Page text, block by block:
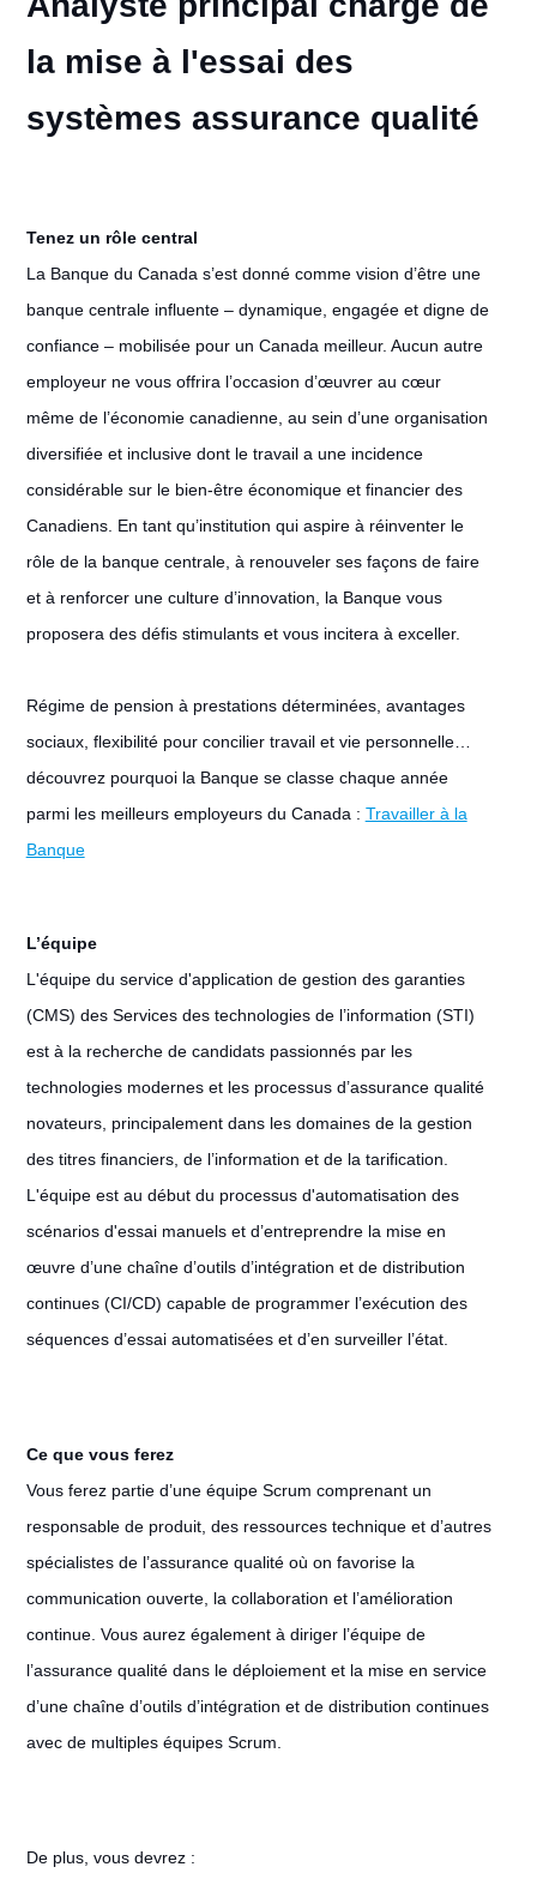
la mise à l'essai des
systèmes assurance qualité
Tenez un rôle central
La Banque du Canada s’est donné comme vision d’être une
banque centrale influente – dynamique, engagée et digne de
confiance – mobilisée pour un Canada meilleur. Aucun autre
employeur ne vous offrira l’occasion d’œuvrer au cœur
même de l’économie canadienne, au sein d’une organisation
diversifiée et inclusive dont le travail a une incidence
considérable sur le bien-être économique et financier des
Canadiens. En tant qu’institution qui aspire à réinventer le
rôle de la banque centrale, à renouveler ses façons de faire
et à renforcer une culture d’innovation, la Banque vous
proposera des défis stimulants et vous incitera à exceller.
Régime de pension à prestations déterminées, avantages
sociaux, flexibilité pour concilier travail et vie personnelle…
découvrez pourquoi la Banque se classe chaque année
parmi les meilleurs employeurs du Canada : Travailler à la
Banque
L’équipe
L'équipe du service d'application de gestion des garanties
(CMS) des Services des technologies de l’information (STI)
est à la recherche de candidats passionnés par les
technologies modernes et les processus d’assurance qualité
novateurs, principalement dans les domaines de la gestion
des titres financiers, de l’information et de la tarification.
L'équipe est au début du processus d'automatisation des
scénarios d'essai manuels et d’entreprendre la mise en
œuvre d’une chaîne d’outils d’intégration et de distribution
continues (CI/CD) capable de programmer l’exécution des
séquences d’essai automatisées et d’en surveiller l’état.
Ce que vous ferez
Vous ferez partie d’une équipe Scrum comprenant un
responsable de produit, des ressources technique et d’autres
spécialistes de l’assurance qualité où on favorise la
communication ouverte, la collaboration et l’amélioration
continue. Vous aurez également à diriger l’équipe de
l’assurance qualité dans le déploiement et la mise en service
d’une chaîne d’outils d’intégration et de distribution continues
avec de multiples équipes Scrum.
De plus, vous devrez :